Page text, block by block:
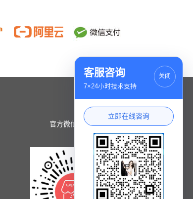
官方微信小程序
客服咨询
7×24小时技术支持
关闭
立即在线咨询